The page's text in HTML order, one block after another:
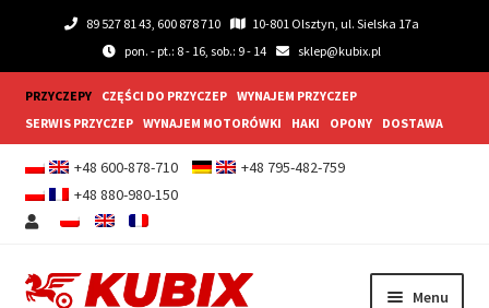
89 527 81 43, 600 878 710
10-801 Olsztyn, ul. Sielska 17a
pon. - pt.: 8 - 16, sob.: 9 - 14
sklep@kubix.pl
PRZYCZEPY CZĘŚCI DO PRZYCZEP
WYNAJEM PRZYCZEP
SERWIS PRZYCZEP
WYNAJEM MOTORÓWKI HAKI OPONY DOSTAWA
+48 600-878-710
+48 795-482-759
+48 880-980-150
Przejdź
Przejdź
Menu